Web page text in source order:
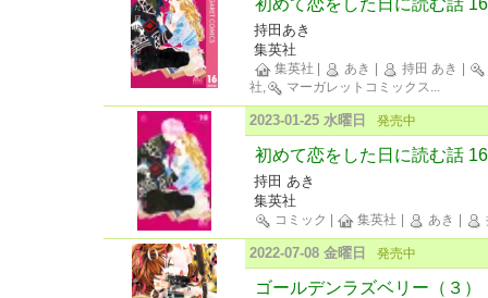
持田あき
集英社
集英社 あき 持田 あき
社,
マーガレットコミックス...
2023-01-25 水曜日 発売中
初めて恋をした日に読む話 16
持田 あき
集英社
コミック 集英社 あき
2022-07-08 金曜日 発売中
ゴールデンラズベリー（３